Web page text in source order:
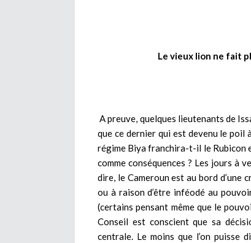
Le vieux lion ne fait
A preuve, quelques lieutenants de
que ce dernier qui est devenu le poil
régime Biya franchira-t-il le Rubicon
comme conséquences ? Les jours à
dire, le Cameroun est au bord
ou à raison d’être inféodé au
(certains pensant même que le
Conseil est conscient que sa
centrale. Le moins que l’on puisse